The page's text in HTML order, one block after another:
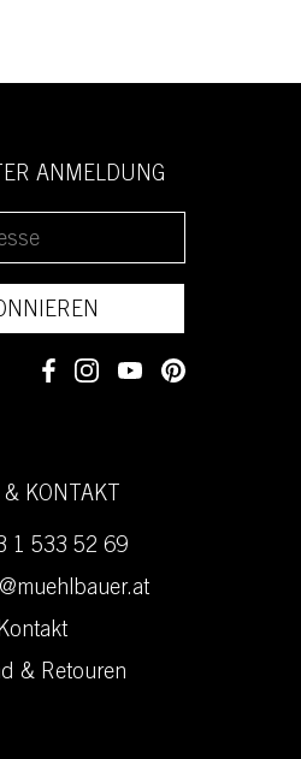
ANMELDUNG
KONTAKT
1 533 52 69
& Retouren